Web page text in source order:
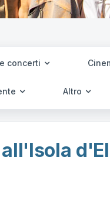
concerti
Altro